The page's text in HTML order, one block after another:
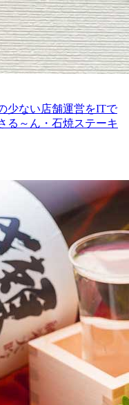
少ない店舗運営をITで
る～ん・石焼ステーキ